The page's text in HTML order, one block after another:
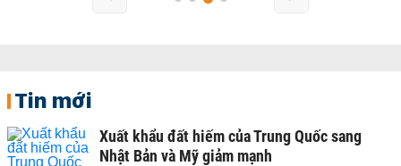
Tin mới
Xuất khẩu đất hiếm của Trung Quốc sang
Nhật Bản và Mỹ giảm mạnh